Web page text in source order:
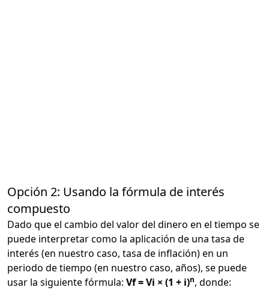
Opción 2: Usando la fórmula de interés
compuesto
Dado que el cambio del valor del dinero en el tiempo se
puede interpretar como la aplicación de una tasa de
interés (en nuestro caso, tasa de inflación) en un
periodo de tiempo (en nuestro caso, años), se puede
usar la siguiente fórmula: Vf = Vi × (1 + i)n, donde: